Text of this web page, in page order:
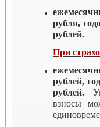
рубля,
рублей.
При
рублей,
рублей.
взносы